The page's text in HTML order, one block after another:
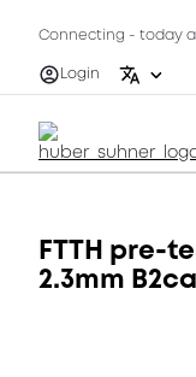
Connecting - today
Login
FTTH pre-
2.3mm